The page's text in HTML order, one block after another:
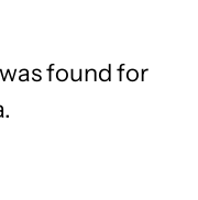
found for